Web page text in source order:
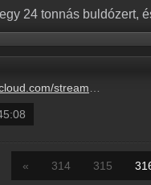
24 tonnás buldózert,
egy-24-tonnas-buldozert-es-letarolt-vele-egy-ipari-varost-3.mp3
« 314 315